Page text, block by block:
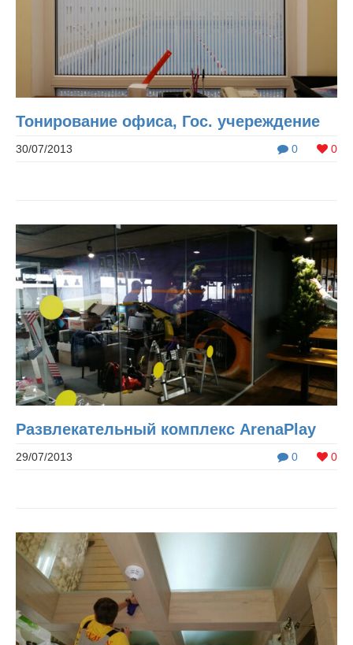
Тонирование офиса, Гос. учереждение
0 0
30/07/2013
Развлекательный комплекс ArenaPlay
0 0
29/07/2013